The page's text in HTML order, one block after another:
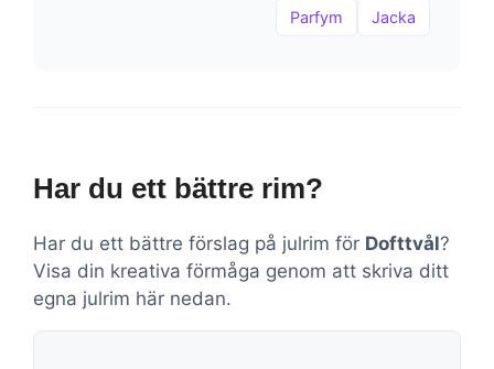
Parfym Jacka
Har du ett bättre rim?
Har du ett bättre förslag på julrim för Dofttvål?
Visa din kreativa förmåga genom att skriva ditt
egna julrim här nedan.
Kommentar